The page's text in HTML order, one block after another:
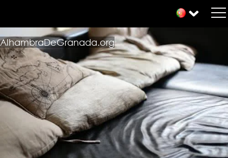
AlhambraDeGranada.org